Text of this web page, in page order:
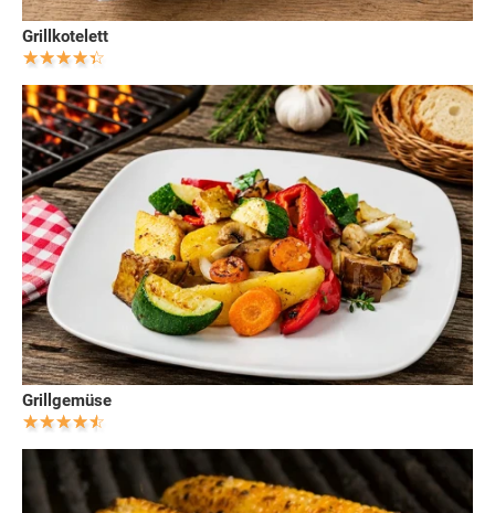
Grillkotelett
Grillgemüse